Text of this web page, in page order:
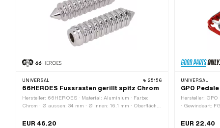
UNIVERSAL 25156
66HEROES Fussrasten gerillt spitz Chrom
Hersteller: 66HEROES · Material: Aluminium · Farbe:
Chrom · Ø aussen: 34 mm · Ø innen: 16.1 mm · Oberfläche:
Reflektoren: Nein
EUR 46.20
UNIVERSAL
GPO
Hersteller: GPO
· Gewindeart:
Ja
EUR 22.40